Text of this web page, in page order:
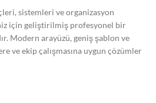
sistemleri ve organizasyon
için geliştirilmiş profesyonel bir
Modern arayüzü, geniş şablon ve
ve ekip çalışmasına uygun çözümler